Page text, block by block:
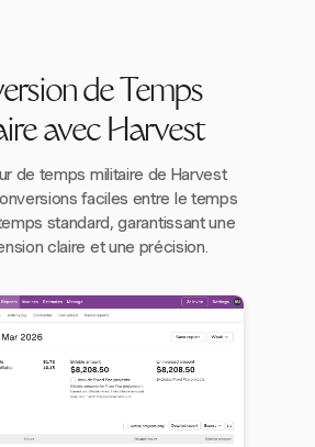
de Temps
avec Harvest
de temps militaire de Harvest
faciles entre le temps
standard, garantissant une
claire et une précision.